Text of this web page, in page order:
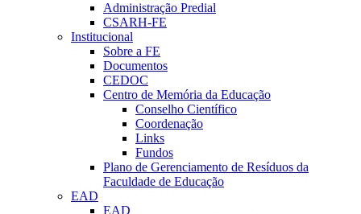
Administração Predial
CSARH-FE
Institucional
Sobre a FE
Documentos
CEDOC
Centro de Memória da Educação
Conselho Científico
Coordenação
Links
Fundos
Plano de Gerenciamento de Resíduos da
Faculdade de Educação
EAD
EAD